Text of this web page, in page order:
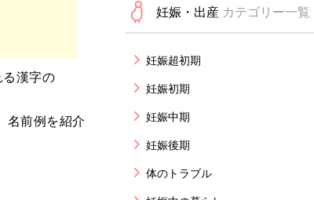
漢字の
名前例を紹介
妊娠・出産 カテゴリー一覧
妊娠超初期
妊娠初期
妊娠中期
妊娠後期
体のトラブル